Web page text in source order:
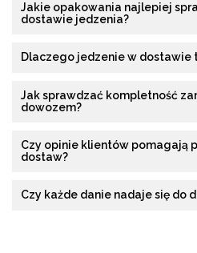
Jakie opakowania najlepiej
dostawie jedzenia?
Dlaczego jedzenie w dostawie
Jak sprawdzać kompletność
dowozem?
Czy opinie klientów pomagają
dostaw?
Czy każde danie nadaje się do